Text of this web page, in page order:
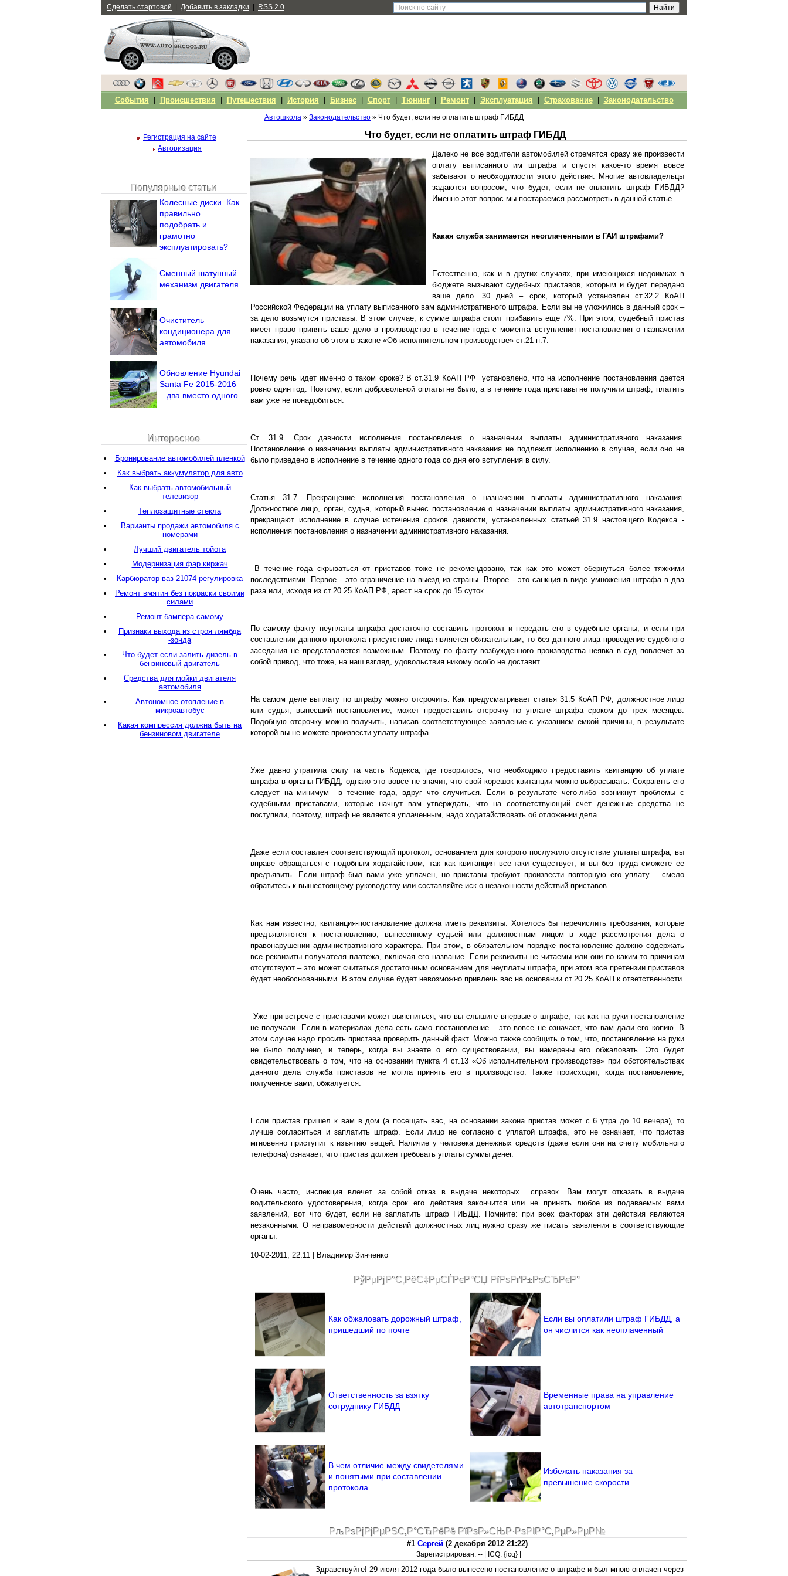
Автошкола » Законодательство » Что будет, если не оплатить штраф ГИБДД
Что будет, если не оплатить штраф ГИБДД
Далеко не все водители автомобилей стремятся сразу же произвести
оплату выписанного им штрафа и спустя какое-то время вовсе
забывают о необходимости этого действия. Многие автовладельцы
задаются вопросом, что будет, если не оплатить штраф ГИБДД?
Именно этот вопрос мы постараемся рассмотреть в данной статье.
Какая служба занимается неоплаченными в ГАИ штрафами?
Естественно, как и в других случаях, при имеющихся недоимках в
бюджете вызывают судебных приставов, которым и будет передано
ваше дело. 30 дней – срок, который установлен ст.32.2 КоАП
Российской Федерации на уплату выписанного вам административного штрафа. Если вы не уложились в данный срок –
за дело возьмутся приставы. В этом случае, к сумме штрафа стоит прибавить еще 7%. При этом, судебный пристав
имеет право принять ваше дело в производство в течение года с момента вступления постановления о назначении
наказания, указано об этом в законе «Об исполнительном производстве» ст.21 п.7.
Почему речь идет именно о таком сроке? В ст.31.9 КоАП РФ установлено, что на исполнение постановления дается
ровно один год. Поэтому, если добровольной оплаты не было, а в течение года приставы не получили штраф, платить
вам уже не понадобиться.
Ст. 31.9. Срок давности исполнения постановления о назначении выплаты административного наказания.
Постановление о назначении выплаты административного наказания не подлежит исполнению в случае, если оно не
было приведено в исполнение в течение одного года со дня его вступления в силу.
Статья 31.7. Прекращение исполнения постановления о назначении выплаты административного наказания.
Должностное лицо, орган, судья, который вынес постановление о назначении выплаты административного наказания,
прекращают исполнение в случае истечения сроков давности, установленных статьей 31.9 настоящего Кодекса -
исполнения постановления о назначении административного наказания.
В течение года скрываться от приставов тоже не рекомендовано, так как это может обернуться более тяжкими
последствиями. Первое - это ограничение на выезд из страны. Второе - это санкция в виде умножения штрафа в два
раза или, исходя из ст.20.25 КоАП РФ, арест на срок до 15 суток.
По самому факту неуплаты штрафа достаточно составить протокол и передать его в судебные органы, и если при
составлении данного протокола присутствие лица является обязательным, то без данного лица проведение судебного
заседания не представляется возможным. Поэтому по факту возбужденного производства неявка в суд повлечет за
собой привод, что тоже, на наш взгляд, удовольствия никому особо не доставит.
На самом деле выплату по штрафу можно отсрочить. Как предусматривает статья 31.5 КоАП РФ, должностное лицо
или судья, вынесший постановление, может предоставить отсрочку по уплате штрафа сроком до трех месяцев.
Подобную отсрочку можно получить, написав соответствующее заявление с указанием емкой причины, в результате
которой вы не можете произвести уплату штрафа.
Уже давно утратила силу та часть Кодекса, где говорилось, что необходимо предоставить квитанцию об уплате
штрафа в органы ГИБДД, однако это вовсе не значит, что свой корешок квитанции можно выбрасывать. Сохранять его
следует на минимум в течение года, вдруг что случиться. Если в результате чего-либо возникнут проблемы с
судебными приставами, которые начнут вам утверждать, что на соответствующий счет денежные средства не
поступили, поэтому, штраф не является уплаченным, надо ходатайствовать об отложении дела.
Даже если составлен соответствующий протокол, основанием для которого послужило отсутствие уплаты штрафа, вы
вправе обращаться с подобным ходатайством, так как квитанция все-таки существует, и вы без труда сможете ее
предъявить. Если штраф был вами уже уплачен, но приставы требуют произвести повторную его уплату – смело
обратитесь к вышестоящему руководству или составляйте иск о незаконности действий приставов.
Как нам известно, квитанция-постановление должна иметь реквизиты. Хотелось бы перечислить требования, которые
предъявляются к постановлению, вынесенному судьей или должностным лицом в ходе рассмотрения дела о
правонарушении административного характера. При этом, в обязательном порядке постановление должно содержать
все реквизиты получателя платежа, включая его название. Если реквизиты не читаемы или они по каким-то причинам
отсутствуют – это может считаться достаточным основанием для неуплаты штрафа, при этом все претензии приставов
будет необоснованными. В этом случае будет невозможно привлечь вас на основании ст.20.25 КоАП к ответственности.
Уже при встрече с приставами может выясниться, что вы слышите впервые о штрафе, так как на руки постановление
не получали. Если в материалах дела есть само постановление – это вовсе не означает, что вам дали его копию. В
этом случае надо просить пристава проверить данный факт. Можно также сообщить о том, что, постановление на руки
не было получено, и теперь, когда вы знаете о его существовании, вы намерены его обжаловать. Это будет
свидетельствовать о том, что на основании пункта 4 ст.13 «Об исполнительном производстве» при обстоятельствах
данного дела служба приставов не могла принять его в производство. Также происходит, когда постановление,
полученное вами, обжалуется.
Если пристав пришел к вам в дом (а посещать вас, на основании закона пристав может с 6 утра до 10 вечера), то
лучше согласиться и заплатить штраф. Если лицо не согласно с уплатой штрафа, это не означает, что пристав
мгновенно приступит к изъятию вещей. Наличие у человека денежных средств (даже если они на счету мобильного
телефона) означает, что пристав должен требовать уплаты суммы денег.
Очень часто, инспекция влечет за собой отказ в выдаче некоторых справок. Вам могут отказать в выдаче
водительского удостоверения, когда срок его действия закончится или не принять любое из подаваемых вами
заявлений, вот что будет, если не заплатить штраф ГИБДД. Помните: при всех факторах эти действия являются
незаконными. О неправомерности действий должностных лиц нужно сразу же писать заявления в соответствующие
органы.
10-02-2011, 22:11 | Владимир Зинченко
РўРµРјР°С‚РёС‡РµСЃРєР°СЏ РїРѕРґР±РѕСЂРєР°
Как обжаловать дорожный штраф,
пришедший по почте
Если вы оплатили штраф ГИБДД, а
он числится как неоплаченный
Ответственность за взятку
сотруднику ГИБДД
Временные права на управление
автотранспортом
В чем отличие между свидетелями
и понятыми при составлении
протокола
Избежать наказания за
превышение скорости
РљРѕРјРјРµРЅС‚Р°СЂРёРё РїРѕР»СЊР·РѕРІР°С‚РµР»РµР№
#1 Сергей (2 декабря 2012 21:22)
Зарегистрирован: -- | ICQ: {icq} |
Здравствуйте! 29 июля 2012 года было вынесено постановление о штрафе и был мною оплачен через
Регистрация на сайте
Авторизация
Напомнить пароль?
Популярные статьи
Колесные диски. Как
правильно
подобрать и
грамотно
эксплуатировать?
Сменный шатунный
механизм двигателя
Очиститель
кондиционера для
автомобиля
Обновление Hyundai
Santa Fe 2015-2016
– два вместо одного
Интересное
Бронирование автомобилей пленкой
Как выбрать аккумулятор для авто
Как выбрать автомобильный
телевизор
Теплозащитные стекла
Варианты продажи автомобиля с
номерами
Лучший двигатель тойота
Модернизация фар киржач
Карбюратор ваз 21074 регулировка
Ремонт вмятин без покраски своими
силами
Ремонт бампера самому
Признаки выхода из строя лямбда
-зонда
Что будет если залить дизель в
бензиновый двигатель
Средства для мойки двигателя
автомобиля
Автономное отопление в
микроавтобус
Какая компрессия должна быть на
бензиновом двигателе
Сделать стартовой Добавить в закладки RSS 2.0
События Происшествия Путешествия История Бизнес| Спорт| Тюнинг| Ремонт| Эксплуатация Страхование| Законодательство